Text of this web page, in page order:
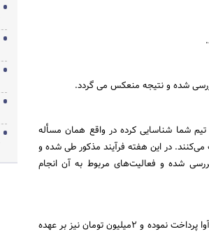
شده و نتیجه منعکس می گردد.
شما شناسایی کرده در واقع همان مسأله
در این هفته فرآیند مذکور طی شده و
شده و فعالیت‌های مربوط به آن انجام
هزینه کل این برنامه ۲۰ میلیون تومان است که ۱۰ میلیون تومان از آن را هم‌آوا پرداخت نموده و ۲میلیون تومان نیز بر عهده